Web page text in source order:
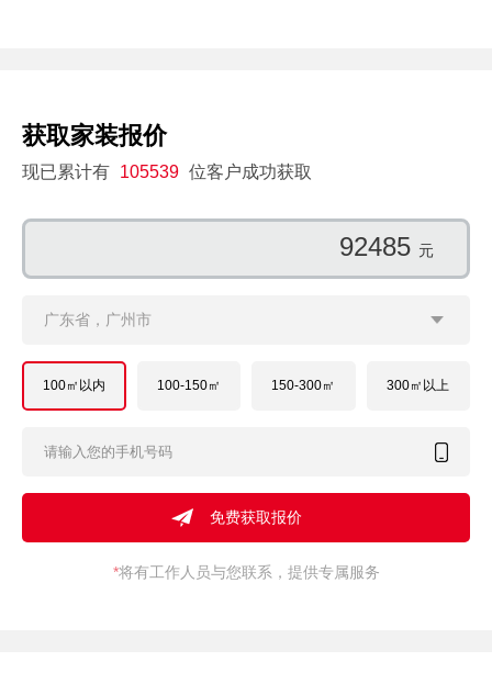
获取家装报价
现已累计有 105539 位客户成功获取
97717 元
广东省，广州市
100㎡以内 100-150㎡ 150-300㎡ 300㎡以上
*将有工作人员与您联系，提供专属服务